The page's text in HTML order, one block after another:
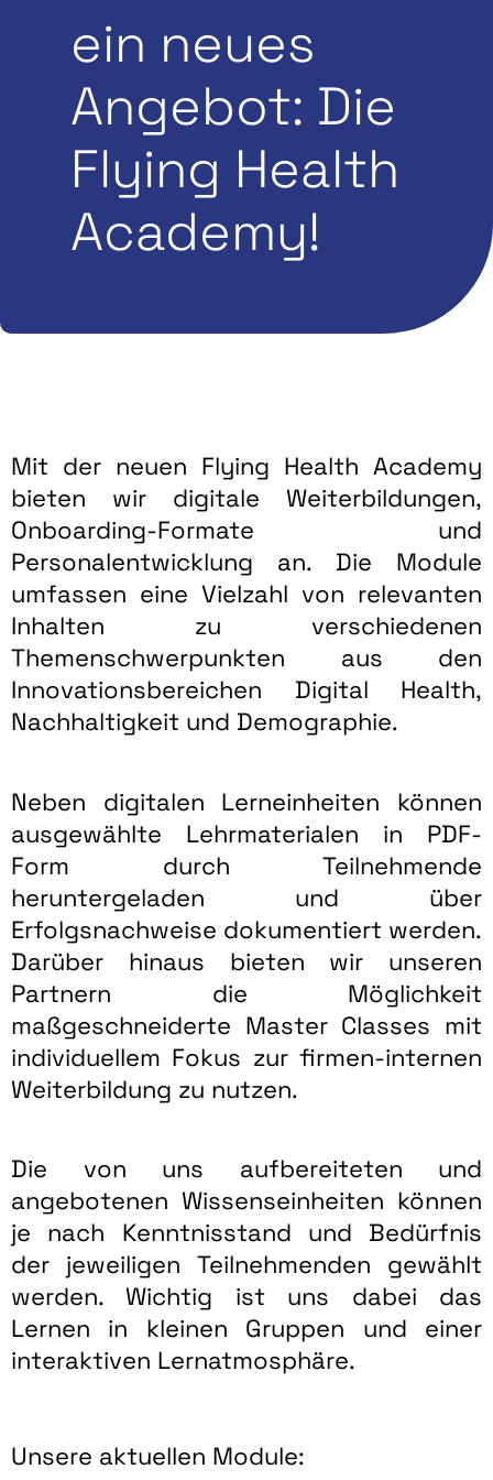
ein neues
Angebot: Die
Flying Health
Academy!
Mit der neuen Flying Health Academy
bieten wir digitale Weiterbildungen,
Onboarding-Formate und
Personalentwicklung an. Die Module
umfassen eine Vielzahl von relevanten
Inhalten zu verschiedenen
Themenschwerpunkten aus den
Innovationsbereichen Digital Health,
Nachhaltigkeit und Demographie.
Neben digitalen Lerneinheiten können
ausgewählte Lehrmaterialen in PDF-
Form durch Teilnehmende
heruntergeladen und über
Erfolgsnachweise dokumentiert werden.
Darüber hinaus bieten wir unseren
Partnern die Möglichkeit
maßgeschneiderte Master Classes mit
individuellem Fokus zur firmen-internen
Weiterbildung zu nutzen.
Die von uns aufbereiteten und
angebotenen Wissenseinheiten können
je nach Kenntnisstand und Bedürfnis
der jeweiligen Teilnehmenden gewählt
werden. Wichtig ist uns dabei das
Lernen in kleinen Gruppen und einer
interaktiven Lernatmosphäre.
Unsere aktuellen Module: